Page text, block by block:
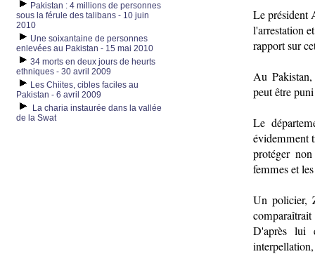
Pakistan : 4 millions de personnes
sous la férule des talibans - 10 juin
2010
Une soixantaine de personnes
enlevées au Pakistan - 15 mai 2010
34 morts en deux jours de heurts
ethniques - 30 avril 2009
Les Chiites, cibles faciles au
Pakistan - 6 avril 2009
La charia instaurée dans la vallée
de la Swat
Le président
l'arrestation
rapport sur
Au
peut être
Le
évidemment
protéger
femmes et
Un policier,
D'après lui